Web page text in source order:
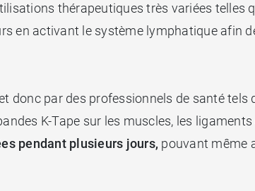
thérapeutiques très variées telles
en activant le système lymphatique afin
donc par des professionnels de santé tels
K-Tape sur les muscles, les ligaments
pendant plusieurs jours, pouvant même